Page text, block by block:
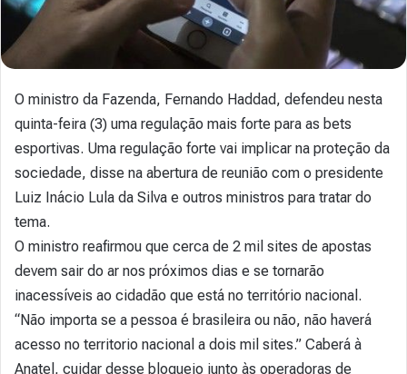
O ministro da Fazenda, Fernando Haddad, defendeu nesta
quinta-feira (3) uma regulação mais forte para as bets
esportivas. Uma regulação forte vai implicar na proteção da
sociedade, disse na abertura de reunião com o presidente
Luiz Inácio Lula da Silva e outros ministros para tratar do
tema.
O ministro reafirmou que cerca de 2 mil sites de apostas
devem sair do ar nos próximos dias e se tornarão
inacessíveis ao cidadão que está no território nacional.
“Não importa se a pessoa é brasileira ou não, não haverá
acesso no territorio nacional a dois mil sites.” Caberá à
Anatel, cuidar desse bloqueio junto às operadoras de